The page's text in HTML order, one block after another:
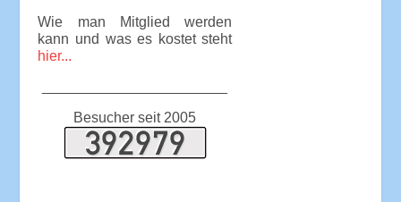
Wie man Mitglied werden
kann und was es kostet steht
hier...
Besucher seit 2005